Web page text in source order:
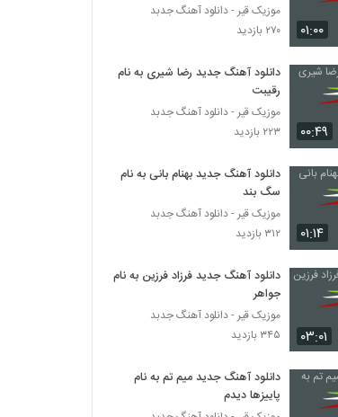
موزیک زیبای دلتنگ از گروه گبه
۲۲۰ بازدید
دانلود آهنگ علی کوچولو سکوت 1
دانلود آهنگ فرهاد معرفی معجزه
۲۳۹ بازدید
دانلود آهنگ بگو چی شد از حسین حاتمی نیا
علی سفلی آهنگ دیوونه
۲۹۷ بازدید
موریساکت آهنگ روانی
۲۴۳ بازدید
۰۱:۰۰
موزیک قیر - دانلود آهنگ جدبد
۲۷۰ بازدید
۰۰:۴۹
دانلود آهنگ جدید رضا شیری به نام
رقیبت
موزیک قیر - دانلود آهنگ جدبد
۲۲۳ بازدید
۰۱:۱۴
دانلود آهنگ جدید بهنام بانی به نام
سگ بند
موزیک قیر - دانلود آهنگ جدبد
۳۱۲ بازدید
۰۳:۰۱
دانلود آهنگ جدید فرزاد فرزین به نام
جواهر
موزیک قیر - دانلود آهنگ جدبد
۳۴۵ بازدید
دانلود آهنگ جدید میم تم به نام
پاییزها دیدم